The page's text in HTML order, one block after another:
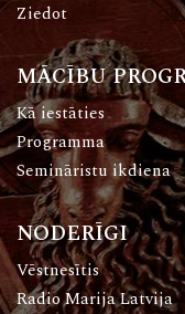
Ziedot
MĀCĪBU
Kā iestāties
Programma
Semināristu ikdiena
NODERĪGI
Vēstnesītis
Radio Marija Latvija